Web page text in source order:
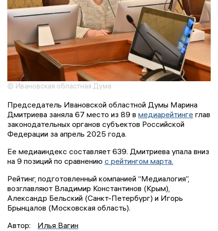
© Ивановская областная Дума
Председатель Ивановской областной Думы Марина
Дмитриева заняла 67 место из 89 в медиарейтинге глав
законодательных органов субъектов Российской
Федерации за апрель 2025 года.
Ее медиаиндекс составляет 639. Дмитриева упала вниз
на 9 позиций по сравнению с рейтингом марта.
Рейтинг, подготовленный компанией “Медиалогия”,
возглавляют Владимир Константинов (Крым),
Александр Бельский (Санкт-Петербург) и Игорь
Брынцалов (Московская область).
Автор:
Илья Вагин